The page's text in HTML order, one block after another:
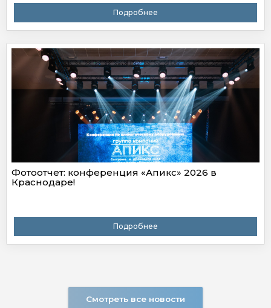
Подробнее
Фотоотчет: конференция «Апикс» 2026 в
Краснодаре!
Подробнее
Смотреть все новости